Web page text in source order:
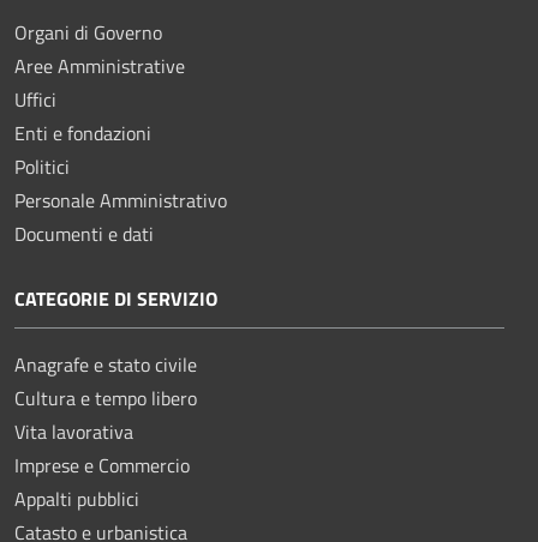
Organi di Governo
Aree Amministrative
Uffici
Enti e fondazioni
Politici
Personale Amministrativo
Documenti e dati
CATEGORIE DI SERVIZIO
Anagrafe e stato civile
Cultura e tempo libero
Vita lavorativa
Imprese e Commercio
Appalti pubblici
Catasto e urbanistica